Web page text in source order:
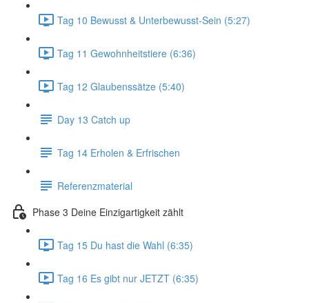
Tag 10 Bewusst & Unterbewusst-Sein (5:27)
Tag 11 Gewohnheitstiere (6:36)
Tag 12 Glaubenssätze (5:40)
Day 13 Catch up
Tag 14 Erholen & Erfrischen
Referenzmaterial
Phase 3 Deine Einzigartigkeit zählt
Tag 15 Du hast die Wahl (6:35)
Tag 16 Es gibt nur JETZT (6:35)